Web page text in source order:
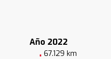
Año 2022
67.129 km